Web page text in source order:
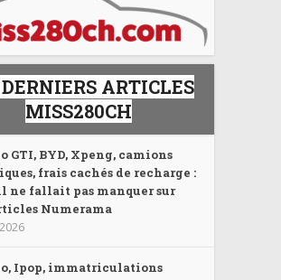
ARTICLES
MISS280CH
GTI, BYD, Xpeng, camions
frais cachés de recharge :
ne fallait pas manquer sur
Numerama
Ipop, immatriculations